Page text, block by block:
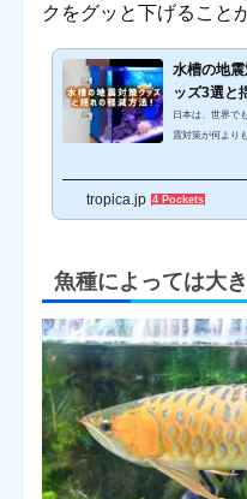
クをグッと下げること
水槽の地
ッズ3選と
日本は、世界で
震対策が何より
する、水槽の地
ST5を動画で紹介
tropica.jp 4 Pockets
魚種によっては大